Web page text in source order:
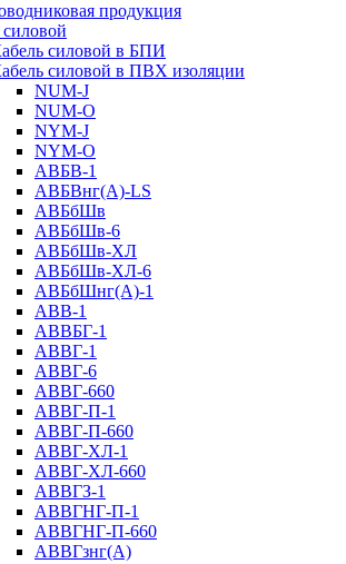
продукция
силовой в БПИ
силовой в ПВХ изоляции
NUM-J
NUM-O
NYM-J
NYM-O
АВБВ-1
АВБВнг(А)-LS
АВБбШв
АВБбШв-6
АВБбШв-ХЛ
АВБбШв-ХЛ-6
АВБбШнг(А)-1
АВВ-1
АВВБГ-1
АВВГ-1
АВВГ-6
АВВГ-660
АВВГ-П-1
АВВГ-П-660
АВВГ-ХЛ-1
АВВГ-ХЛ-660
АВВГЗ-1
АВВГНГ-П-1
АВВГНГ-П-660
АВВГзнг(А)